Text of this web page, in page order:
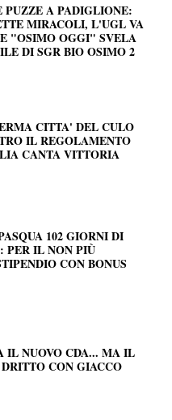
A PADIGLIONE:
MIRACOLI, L'UGL VA
"OSIMO OGGI" SVELA
DI SGR BIO OSIMO 2
CITTA' DEL CULO
IL REGOLAMENTO
CANTA VITTORIA
102 GIORNI DI
PER IL NON PIÙ
CON BONUS
IL NUOVO CDA... MA IL
CON GIACCO